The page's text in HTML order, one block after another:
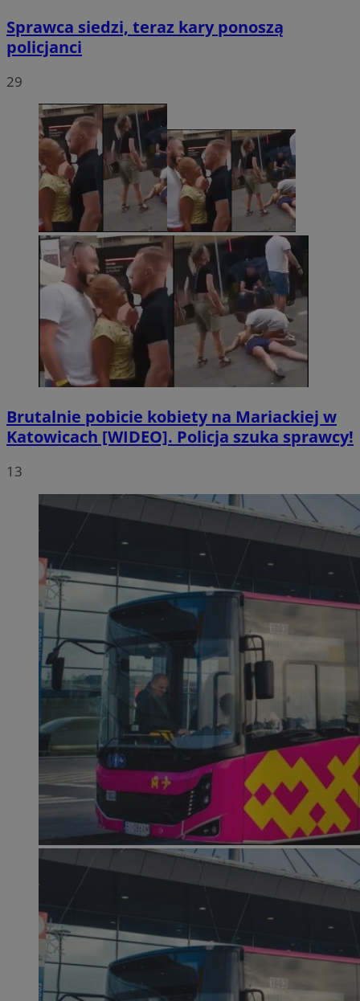
Sprawca siedzi, teraz kary ponoszą
policjanci
29
Brutalnie pobicie kobiety na Mariackiej w
Katowicach [WIDEO]. Policja szuka sprawcy!
13